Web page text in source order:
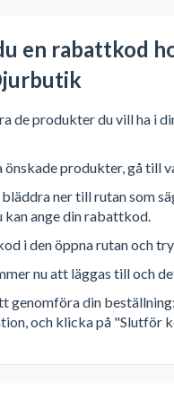
en rabattkod
de produkter du vill ha i
önskade produkter, gå till
bläddra ner till rutan som
kan ange din rabattkod.
i den öppna rutan och
nu att läggas till och
genomföra din
och klicka på "Slutför